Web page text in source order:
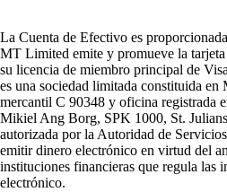
La Cuenta de Efectivo es
MT Limited emite y promueve la
su licencia de miembro principal de
es una sociedad limitada constituida
mercantil C 90348 y oficina registrada
Mikiel Ang Borg, SPK 1000, St.
autorizada por la Autoridad de
emitir dinero electrónico en virtud del
instituciones financieras que regula las
electrónico.